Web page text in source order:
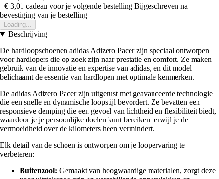
+€ 3,01 cadeau voor je volgende bestelling Bijgeschreven na
bevestiging van je bestelling
Loading...
Beschrijving
De hardloopschoenen adidas Adizero Pacer zijn speciaal ontworpen
voor hardlopers die op zoek zijn naar prestatie en comfort. Ze maken
gebruik van de innovatie en expertise van adidas, en dit model
belichaamt de essentie van hardlopen met optimale kenmerken.
De adidas Adizero Pacer zijn uitgerust met geavanceerde technologie
die een snelle en dynamische loopstijl bevordert. Ze bevatten een
responsieve demping die een gevoel van lichtheid en flexibiliteit biedt,
waardoor je je persoonlijke doelen kunt bereiken terwijl je de
vermoeidheid over de kilometers heen vermindert.
Elk detail van de schoen is ontworpen om je loopervaring te
verbeteren:
Buitenzool: Gemaakt van hoogwaardige materialen, zorgt deze